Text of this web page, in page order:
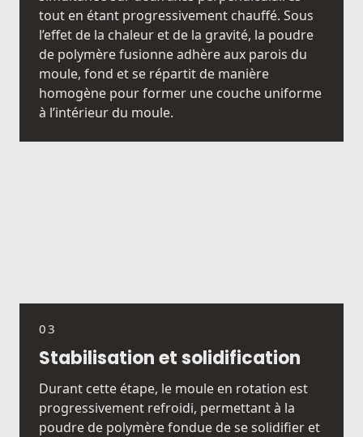
tout en étant progressivement chauffé. Sous
l’effet de la chaleur et de la gravité, la poudre
de polymère fusionne adhère aux parois du
moule, fond et se répartit de manière
homogène pour former une couche uniforme
à l’intérieur du moule.
03
Stabilisation et solidification
Durant cette étape, le moule en rotation est
progressivement refroidi, permettant à la
poudre de polymère fondue de se solidifier et